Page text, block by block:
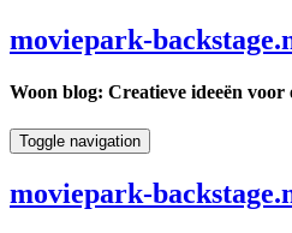
moviepark-
Woon blog: Creatieve ideeën voor
Toggle navigation
moviepark-